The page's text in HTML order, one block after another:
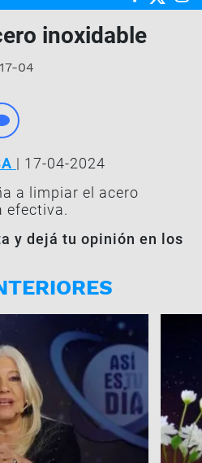
inoxidable
04
| 17-04-2024
a limpiar el acero
efectiva.
y dejá tu opinión en los